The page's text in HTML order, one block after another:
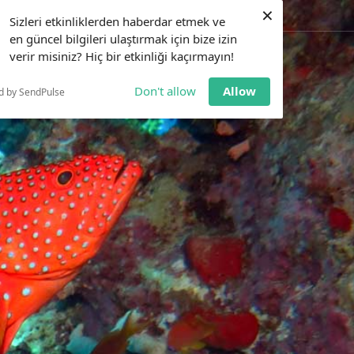
Sizleri etkinliklerden haberdar etmek ve
en güncel bilgileri ulaştırmak için bize izin
verir misiniz? Hiç bir etkinliği kaçırmayın!
by SendPulse Don't allow Allow
×
0551 173 17 35 Eğitim Alın
ETKINLIKLER BILGI BANKASI İLETIŞIM